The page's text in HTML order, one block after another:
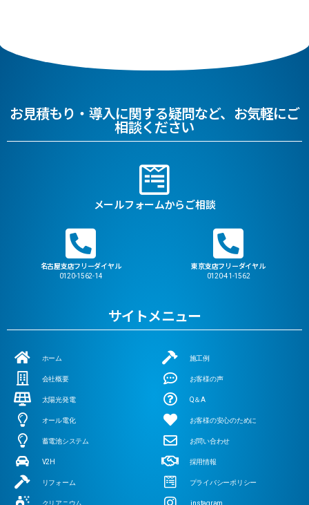
お見積もり・導入に関する疑問など、お気軽にご
相談ください
メールフォームからご相談
名古屋支店フリーダイヤル
0120-1562-14
東京支店フリーダイヤル
0120-41-1562
サイトメニュー
ホーム
会社概要
太陽光発電
オール電化
蓄電池システム
V2H
リフォーム
クリアニウム
施工例
お客様の声
Q＆A
お客様の安心のために
お問い合わせ
採用情報
プライバシーポリシー
instagram